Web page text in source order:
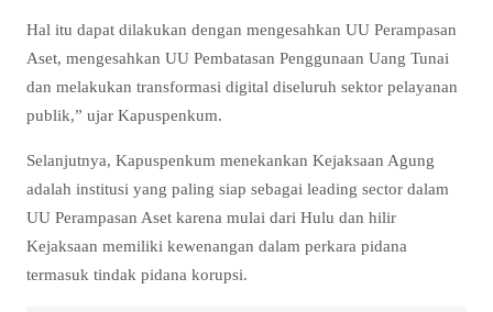
Hal itu dapat dilakukan dengan mengesahkan UU Perampasan
Aset, mengesahkan UU Pembatasan Penggunaan Uang Tunai
dan melakukan transformasi digital diseluruh sektor pelayanan
publik,” ujar Kapuspenkum.
Selanjutnya, Kapuspenkum menekankan Kejaksaan Agung
adalah institusi yang paling siap sebagai leading sector dalam
UU Perampasan Aset karena mulai dari Hulu dan hilir
Kejaksaan memiliki kewenangan dalam perkara pidana
termasuk tindak pidana korupsi.